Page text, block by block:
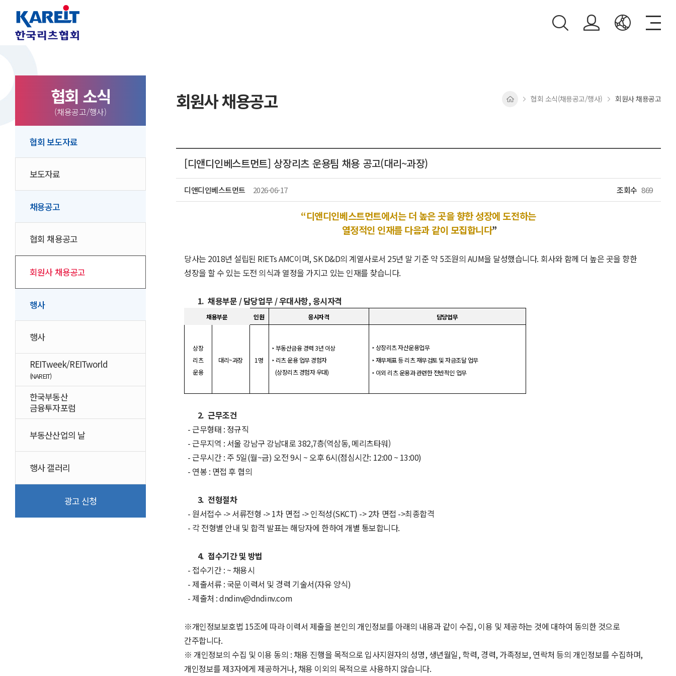
협회 소식
(채용공고/행사)
협회 보도자료
보도자료
채용공고
협회 채용공고
회원사 채용공고
행사
행사
REITweek/REITworld
(NAREIT)
한국부동산
금융투자포럼
부동산산업의 날
행사 갤러리
광고 신청
회원사 채용공고 협회 소식(채용공고/행사) 회원사 채용공고
[디앤디인베스트먼트] 상장리츠 운용팀 채용 공고(대리~과장)
디앤디인베스트먼트 2026-06-17 조회수 869
“디앤디인베스트먼트에서는 더 높은 곳을 향한 성장에 도전하는
열정적인 인재를 다음과 같이 모집합니다”
당사는 2018년 설립된 RIETs AMC이며, SK D&D의 계열사로서 25년 말 기준 약 5조원의 AUM을 달성했습니다. 회사와 함께 더 높은 곳을 향한
성장을 할 수 있는 도전 의식과 열정을 가지고 있는 인재를 찾습니다.
1. 채용부문 /담당업무 /우대사항,응시자격
채용부문 인원 응시자격 담당업무
상장
리츠
운용
대리~과장 1 명
‣ 부동산금융 경력3년 이상
‣ 리츠 운용 업무 경험자
(상장리츠 경험자 우대)
‣ 상장리츠 자산운용업무
‣ 재무제표 등 리츠 재무검토 및 자금조달 업무
‣ 이외 리츠운용과관련한 전반적인 업무
2. 근무조건
-근무형태 : 정규직
-근무지역 : 서울 강남구 강남대로 382,7층(역삼동, 메리츠타워)
-근무시간: 주 5일(월~금) 오전9시 ~ 오후6시(점심시간: 12:00 ~ 13:00)
- 연봉 : 면접 후 협의
3. 전형절차
- 원서접수 ->서류전형 -> 1차 면접 ->인적성(SKCT) -> 2차 면접 ->최종합격
- 각 전형별 안내 및 합격 발표는 해당자에 한하여 개별 통보합니다.
4. 접수기간 및 방법
- 접수기간: ~ 채용시
-제출서류: 국문 이력서 및 경력 기술서(자유 양식)
- 제출처 : dndinv@dndinv.com
※개인정보보호법 15조에 따라 이력서 제출을 본인의 개인정보를 아래의 내용과 같이 수집,이용 및 제공하는 것에 대하여 동의한 것으로
간주합니다.
※ 개인정보의 수집 및 이용 동의 : 채용 진행을 목적으로 입사지원자의 성명,생년월일,학력,경력,가족정보,연락처 등의 개인정보를 수집하며,
개인정보를 제3자에게 제공하거나,채용 이외의 목적으로 사용하지 않습니다.